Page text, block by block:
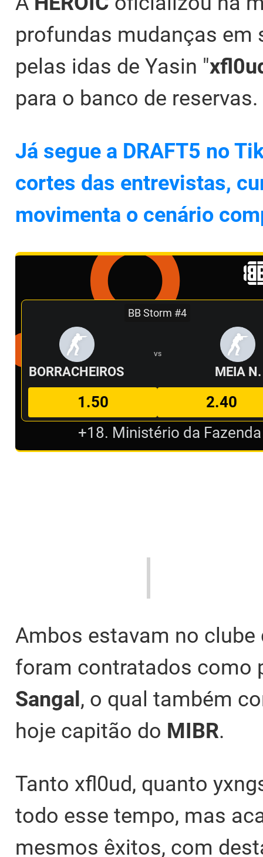
profundas mudanças em
pelas idas de Yasin "⁠
para o banco de reservas.
Já segue a DRAFT5 no
cortes das entrevistas,
movimenta o cenário
BB Storm #4
BORRACHEIROS
VS
MEIA N.
1.50
2.40
+18. Ministério da
Ambos estavam no clube
foram contratados como
Sangal, o qual também
hoje capitão do MIBR.
Tanto xfl0ud, quanto
todo esse tempo, mas
mesmos êxitos, com